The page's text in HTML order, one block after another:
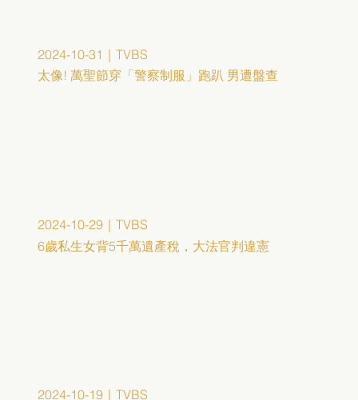
太像! 萬聖節穿「警察制服」跑趴 男遭盤查
2024-10-31｜TVBS
6歲私生女背5千萬遺產稅，大法官判違憲
2024-10-29｜TVBS
2024-10-19｜TVBS